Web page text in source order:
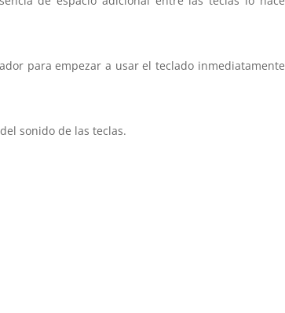
para empezar a usar el teclado inmediatamente
sonido de las teclas.